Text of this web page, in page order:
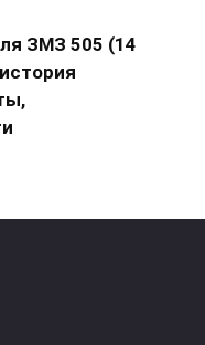
ЗМЗ 505 (14